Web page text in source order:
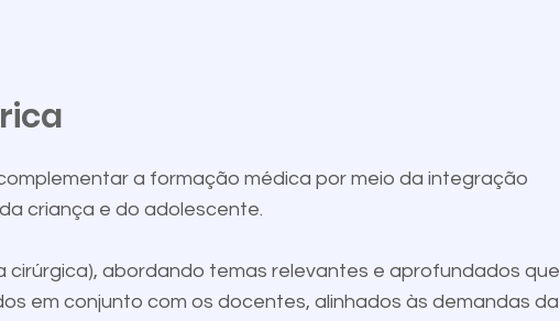
a formação médica por meio da integração
criança e do adolescente.
cirúrgica), abordando temas relevantes e aprofundados que
em conjunto com os docentes, alinhados às demandas da